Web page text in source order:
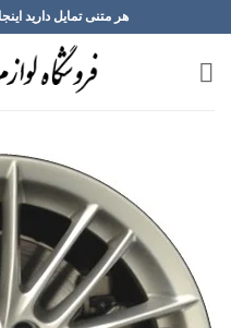
to
content
هر متنی تمایل دارید